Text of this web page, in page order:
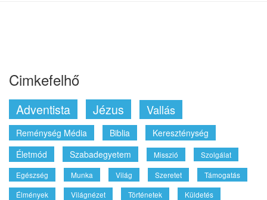
Cimkefelhő
Adventista Jézus Vallás
Reménység Média Biblia
Kereszténység
Életmód
Szabadegyetem Misszió
Szolgálat
Egészség
Munka Világ Szeretet
Támogatás
Élmények
Világnézet Történetek
Küldetés